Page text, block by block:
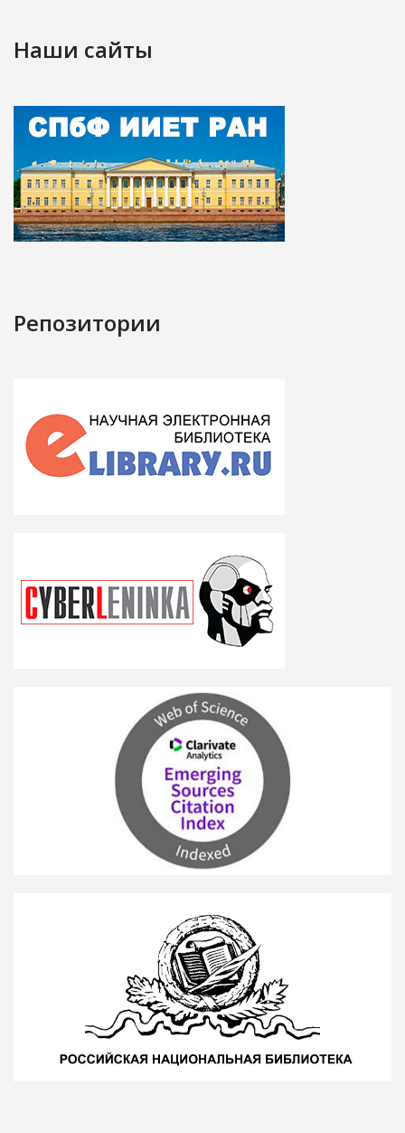
Наши сайты
Репозитории